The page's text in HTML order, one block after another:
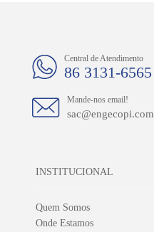
Central de Atendimento
86 3131-6565
Mande-nos email!
sac@engecopi.com
INSTITUCIONAL
Quem Somos
Onde Estamos